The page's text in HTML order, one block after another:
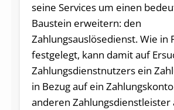
seine Services um einen
Baustein erweitern: den
Zahlungsauslösedienst. Wie in
festgelegt, kann damit auf
Zahlungsdienstnutzers ein
in Bezug auf ein
anderen Zahlungsdienstleister